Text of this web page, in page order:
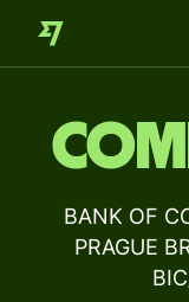
BANK OF
PRAGUE